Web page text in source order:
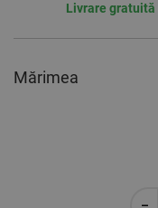
Livrare gratuită
Mărimea